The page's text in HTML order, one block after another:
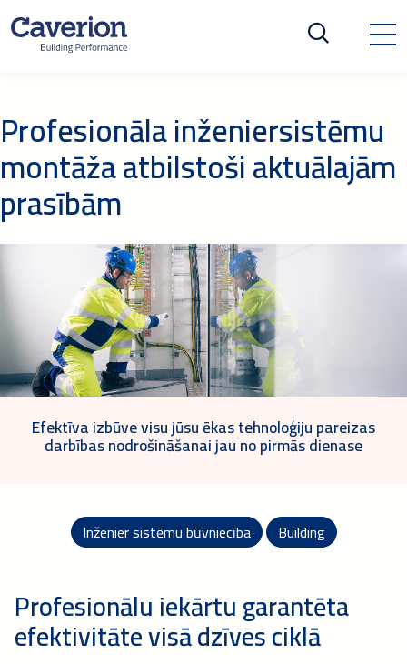
Profesionāla inženiersistēmu
montāža atbilstoši aktuālajām
prasībām
Efektīva izbūve visu jūsu ēkas tehnoloģiju pareizas
darbības nodrošināšanai jau no pirmās dienase
Inženier sistēmu būvniecība Building
Profesionālu iekārtu garantēta
efektivitāte visā dzīves ciklā